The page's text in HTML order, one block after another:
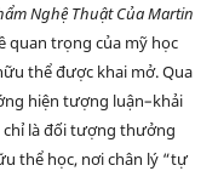
Nghệ Thuật Của Martin
quan trọng của mỹ học
thể được khai mở. Qua
hiện tượng luận–khải
chỉ là đối tượng thưởng
thể học, nơi chân lý “tự